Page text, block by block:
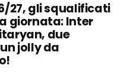
27, gli squalificati
giornata: Inter
due
jolly da